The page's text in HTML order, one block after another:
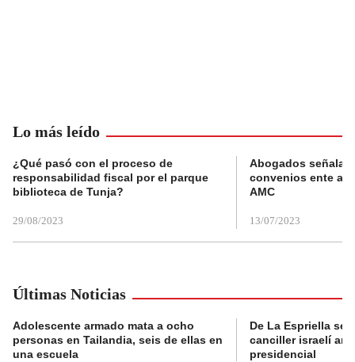
Lo más leído
¿Qué pasó con el proceso de
responsabilidad fiscal por el parque
biblioteca de Tunja?
29/08/2023
Abogados
convenios ente
AMC
13/07/2023
Últimas Noticias
Adolescente armado mata a ocho
personas en Tailandia, seis de ellas en
una escuela
De La Espriella se
canciller israelí
presidencial